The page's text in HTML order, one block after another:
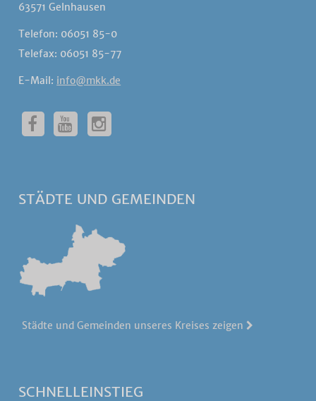
63571 Gelnhausen
Telefon: 06051 85-0
Telefax: 06051 85-77
E-Mail: info@mkk.de
STÄDTE UND GEMEINDEN
Städte und Gemeinden unseres Kreises zeigen
SCHNELLEINSTIEG